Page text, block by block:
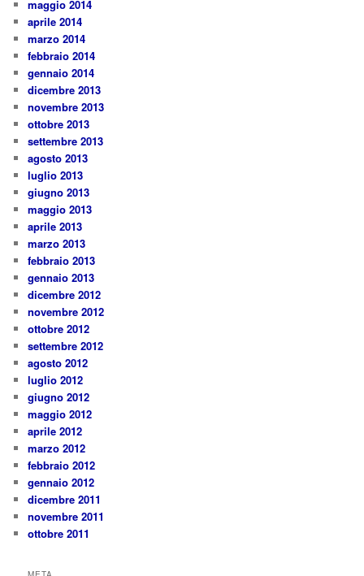
maggio 2014
aprile 2014
marzo 2014
febbraio 2014
gennaio 2014
dicembre 2013
novembre 2013
ottobre 2013
settembre 2013
agosto 2013
luglio 2013
giugno 2013
maggio 2013
aprile 2013
marzo 2013
febbraio 2013
gennaio 2013
dicembre 2012
novembre 2012
ottobre 2012
settembre 2012
agosto 2012
luglio 2012
giugno 2012
maggio 2012
aprile 2012
marzo 2012
febbraio 2012
gennaio 2012
dicembre 2011
novembre 2011
ottobre 2011